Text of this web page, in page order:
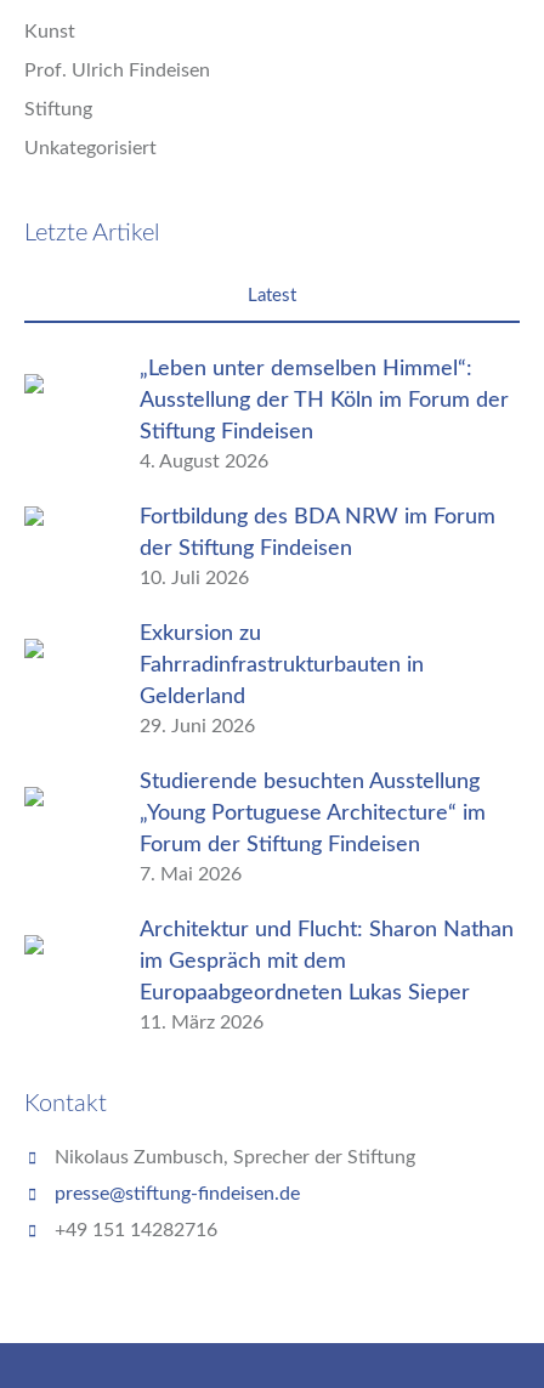
Kunst
Prof. Ulrich Findeisen
Stiftung
Unkategorisiert
Letzte Artikel
Latest
„Leben unter demselben Himmel“:
Ausstellung der TH Köln im Forum der
Stiftung Findeisen
4. August 2026
Fortbildung des BDA NRW im Forum
der Stiftung Findeisen
10. Juli 2026
Exkursion zu
Fahrradinfrastrukturbauten in
Gelderland
29. Juni 2026
Studierende besuchten Ausstellung
„Young Portuguese Architecture“ im
Forum der Stiftung Findeisen
7. Mai 2026
Architektur und Flucht: Sharon Nathan
im Gespräch mit dem
Europaabgeordneten Lukas Sieper
11. März 2026
Kontakt
Nikolaus Zumbusch, Sprecher der Stiftung
presse@stiftung-findeisen.de
+49 151 14282716